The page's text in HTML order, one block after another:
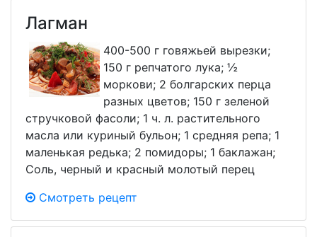
Лагман
400-500 г говяжьей вырезки;
150 г репчатого лука; ½
моркови; 2 болгарских перца
разных цветов; 150 г зеленой
стручковой фасоли; 1 ч. л. растительного
масла или куриный бульон; 1 средняя репа; 1
маленькая редька; 2 помидоры; 1 баклажан;
Соль, черный и красный молотый перец
Смотреть рецепт